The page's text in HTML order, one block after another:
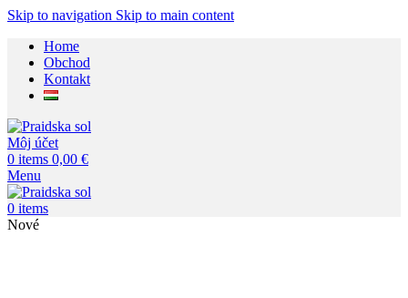
Skip to navigation Skip to main content
Home
Obchod
Kontakt
Môj účet
0 items 0,00 €
Menu
0 items
Nové